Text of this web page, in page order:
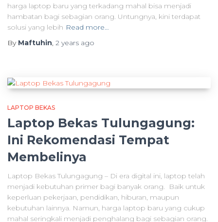
harga laptop baru yang terkadang mahal bisa menjadi
hambatan bagi sebagian orang. Untungnya, kini terdapat
solusi yang lebih Read more…
By Maftuhin, 2 years ago
LAPTOP BEKAS
Laptop Bekas Tulungagung:
Ini Rekomendasi Tempat
Membelinya
Laptop Bekas Tulungagung – Di era digital ini, laptop telah
menjadi kebutuhan primer bagi banyak orang. Baik untuk
keperluan pekerjaan, pendidikan, hiburan, maupun
kebutuhan lainnya. Namun, harga laptop baru yang cukup
mahal seringkali menjadi penghalang bagi sebagian orang.